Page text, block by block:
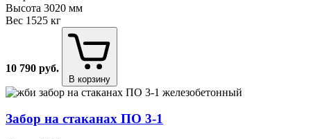
Высота 3020 мм
Вес 1525 кг
10 790 руб.
В корзину
Забор на стаканах ПО 3⁠-⁠1